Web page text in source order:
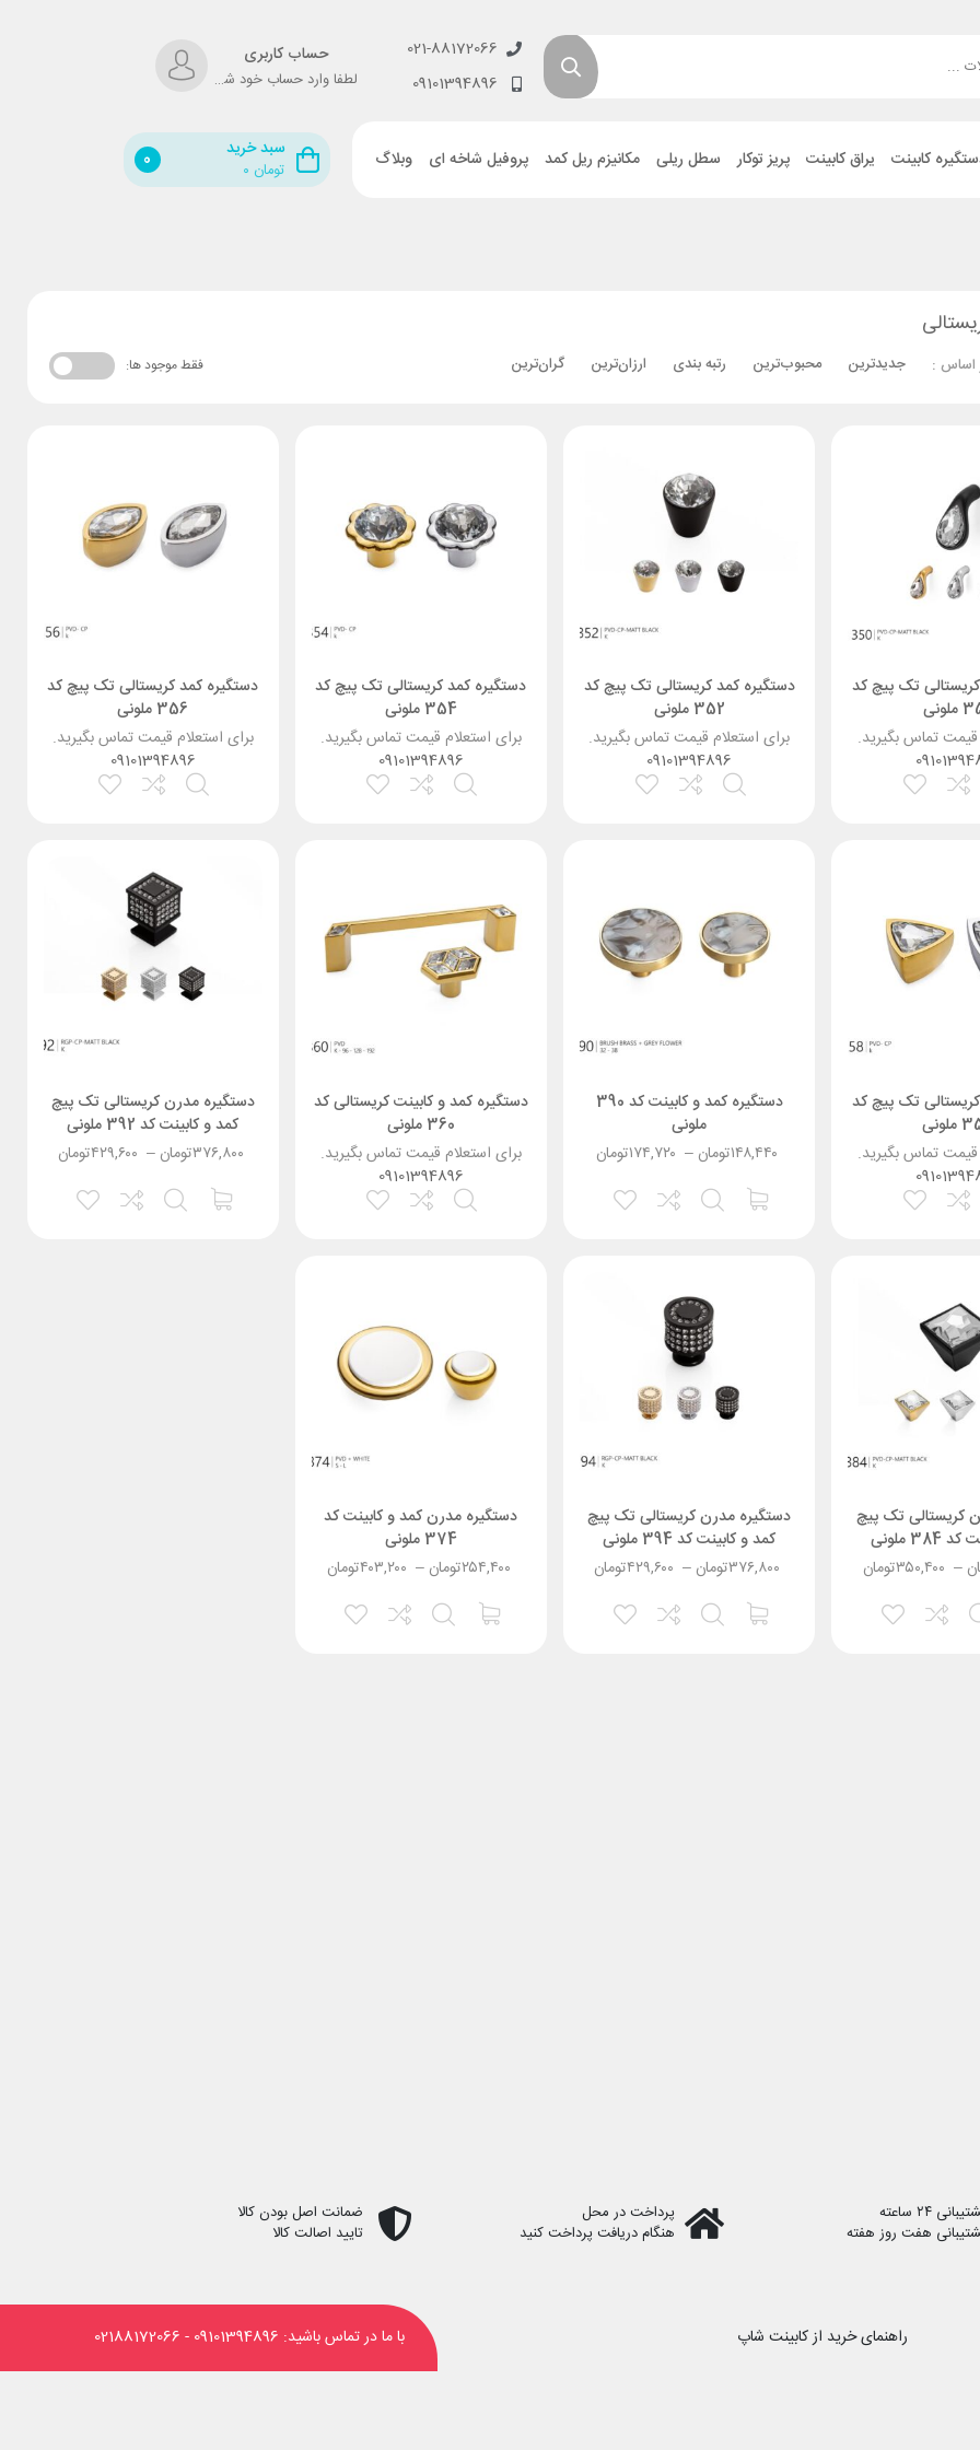
021-88172066
09101394896
حساب کاربری
لطفا وارد حساب خود شوید!
کابینت یراق کابینت پریز توکار سطل ریلی مکانیزم ریل کمد پروفیل شاخه ای وبلاگ سبد خرید
۰ تومان 0
اساس : جدیدترین محبوب‌ترین رتبه بندی ارزان‌ترین گران‌ترین فقط موجود ها:
تک پیچ کد
قیمت تماس بگیرید.
دستگیره کمد کریستالی تک پیچ کد
352 ملونی
برای استعلام قیمت تماس بگیرید.
09101394896
دستگیره کمد کریستالی تک پیچ کد
354 ملونی
برای استعلام قیمت تماس بگیرید.
09101394896
دستگیره کمد کریستالی تک پیچ کد
356 ملونی
برای استعلام قیمت تماس بگیرید.
09101394896
تک پیچ کد
قیمت تماس بگیرید.
دستگیره کمد و کابینت کد 390
ملونی
۱۴۸,۴۴۰تومان – ۱۷۴,۷۲۰تومان
دستگیره کمد و کابینت کریستالی کد
360 ملونی
برای استعلام قیمت تماس بگیرید.
09101394896
دستگیره مدرن کریستالی تک پیچ
کمد و کابینت کد 392 ملونی
۳۷۶,۸۰۰تومان – ۴۲۹,۶۰۰تومان
کریستالی تک پیچ
ملونی
– ۳۵۰,۴۰۰تومان
دستگیره مدرن کریستالی تک پیچ
کمد و کابینت کد 394 ملونی
۳۷۶,۸۰۰تومان – ۴۲۹,۶۰۰تومان
دستگیره مدرن کمد و کابینت کد
374 ملونی
۲۵۴,۴۰۰تومان – ۴۰۳,۲۰۰تومان
با ما در تماس باشید: 09101394896
-
02188172066
۲۴ ساعته
هفت روز هفته
پرداخت در محل
هنگام دریافت پرداخت کنید
ضمانت اصل بودن کالا
تایید اصالت کالا
راهنمای خرید از کابینت شاپ